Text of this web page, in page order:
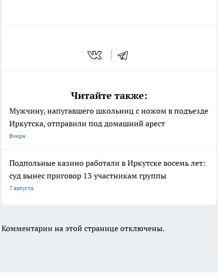
Читайте также:
Мужчину, напугавшего школьниц с ножом в подъезде
Иркутска, отправили под домашний арест
Вчера
Подпольные казино работали в Иркутске восемь лет:
суд вынес приговор 13 участникам группы
7 августа
Комментарии на этой странице отключены.